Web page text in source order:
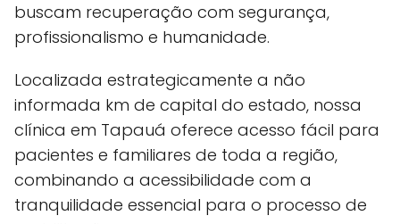
buscam recuperação com segurança,
profissionalismo e humanidade.
Localizada estrategicamente a não
informada km de capital do estado, nossa
clínica em Tapauá oferece acesso fácil para
pacientes e familiares de toda a região,
combinando a acessibilidade com a
tranquilidade essencial para o processo de